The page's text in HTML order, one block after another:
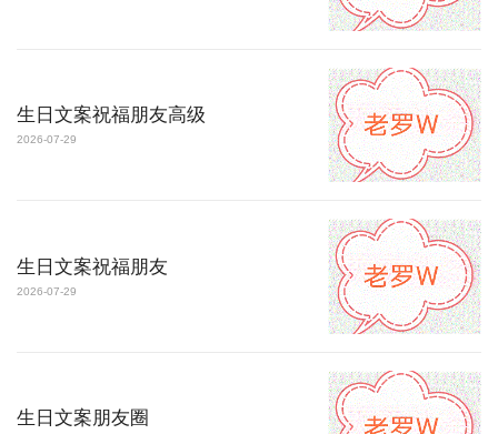
生日文案祝福朋友高级
2026-07-29
生日文案祝福朋友
2026-07-29
生日文案朋友圈